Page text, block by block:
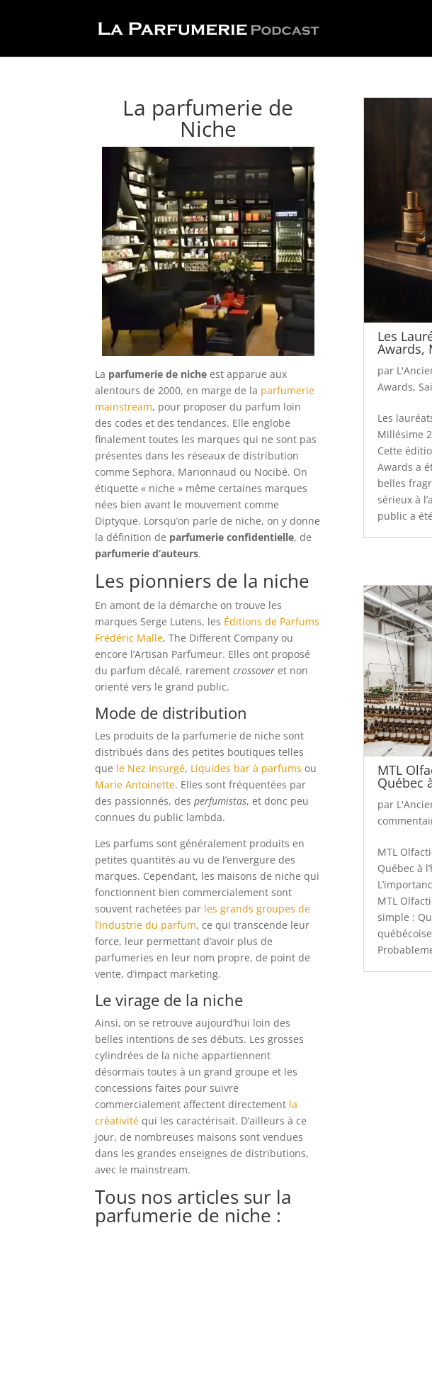
La parfumerie de
Niche
La parfumerie de niche est apparue aux
alentours de 2000, en marge de la parfumerie
mainstream, pour proposer du parfum loin
des codes et des tendances. Elle englobe
finalement toutes les marques qui ne sont pas
présentes dans les réseaux de distribution
comme Sephora, Marionnaud ou Nocibé. On
étiquette « niche » même certaines marques
nées bien avant le mouvement comme
Diptyque. Lorsqu’on parle de niche, on y donne
la définition de parfumerie confidentielle, de
parfumerie d’auteurs.
Les pionniers de la niche
En amont de la démarche on trouve les
marques Serge Lutens, les Éditions de Parfums
Frédéric Malle, The Different Company ou
encore l’Artisan Parfumeur. Elles ont proposé
du parfum décalé, rarementcrossover et non
orienté vers le grand public.
Mode de distribution
Les produits de la parfumerie de niche sont
distribués dans des petites boutiques telles
que le Nez Insurgé, Liquides bar à parfums ou
Marie Antoinette. Elles sont fréquentées par
des passionnés, desperfumistas, et donc peu
connues du public lambda.
Les parfums sont généralement produits en
petites quantités au vu de l’envergure des
marques. Cependant, les maisons de niche qui
fonctionnent bien commercialement sont
souvent rachetées par les grands groupes de
l’industrie du parfum, ce qui transcende leur
force, leur permettant d’avoir plus de
parfumeries en leur nom propre, de point de
vente, d’impact marketing.
Le virage de la niche
Ainsi, on se retrouve aujourd’hui loin des
belles intentions de ses débuts. Les grosses
cylindrées de la niche appartiennent
désormais toutes à un grand groupe et les
concessions faites pour suivre
commercialement affectent directement la
créativité qui les caractérisait. D’ailleurs à ce
jour, de nombreuses maisons sont vendues
dans les grandes enseignes de distributions,
avec le mainstream.
Tous nos articles sur la
parfumerie de niche :
Les
Awards,
par
Awards,
Les
Millésime
Cette
Awards a
belles
sérieux à
public a
MTL
Québec
par
MTL
Québec à
MTL
simple :